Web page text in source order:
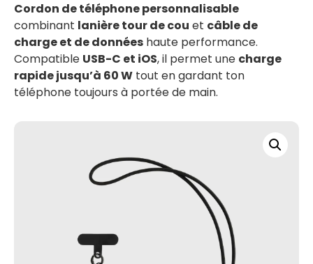
Cordon de téléphone personnalisable
combinant lanière tour de cou et câble de
charge et de données haute performance.
Compatible USB-C et iOS, il permet une charge
rapide jusqu’à 60 W tout en gardant ton
téléphone toujours à portée de main.